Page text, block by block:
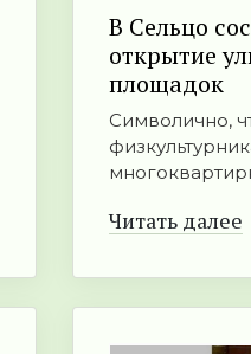
В Сельцо
открытие
площадок
Символично,
Читать далее